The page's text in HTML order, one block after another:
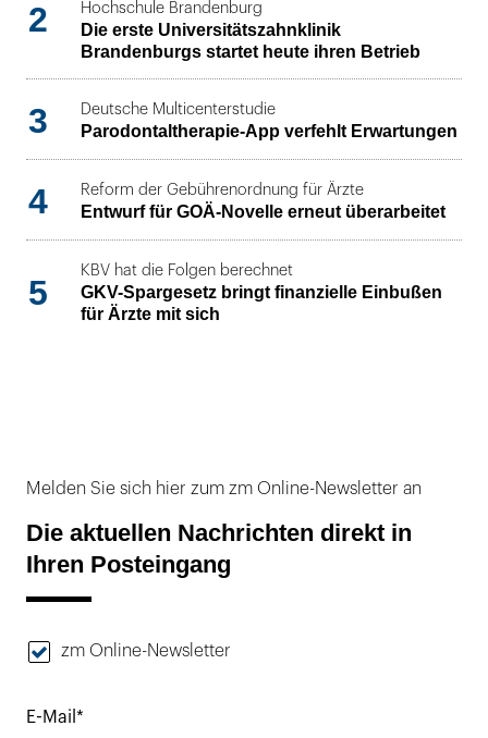
2 Hochschule Brandenburg
Die erste Universitätszahnklinik
Brandenburgs startet heute ihren Betrieb
3 Deutsche Multicenterstudie
Parodontaltherapie-App verfehlt Erwartungen
4 Reform der Gebührenordnung für Ärzte
Entwurf für GOÄ-Novelle erneut überarbeitet
5
KBV hat die Folgen berechnet
GKV-Spargesetz bringt finanzielle Einbußen
für Ärzte mit sich
Melden Sie sich hier zum zm Online-Newsletter an
Die aktuellen Nachrichten direkt in
Ihren Posteingang
zm Online-Newsletter
E-Mail*